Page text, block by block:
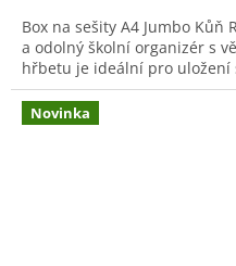
Box na sešity A4 Jumbo Kůň
a odolný školní organizér s
hřbetu je ideální pro uložení
Novinka